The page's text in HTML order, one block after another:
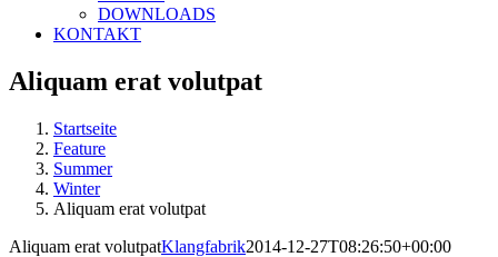
DOWNLOADS
KONTAKT
Aliquam erat volutpat
Startseite
Feature
Summer
Winter
Aliquam erat volutpat
Aliquam erat volutpatKlangfabrik2014-12-27T08:26:50+00:00